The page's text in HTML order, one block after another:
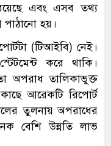
রয়েছে এবং এসব তথ্য
পাঠানো হয়।
(টিআইবি) নেই।
করে থাকি।
অপরাধ তালিকাভুক্ত
আরেকটি রিপোর্ট
তুলনায় অপরাধের
বেশি উন্নতি লাভ